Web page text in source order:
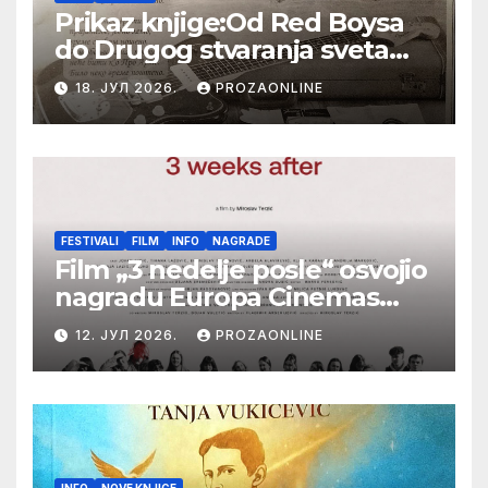
Prikaz knjige:Od Red Boysa
do Drugog stvaranja sveta
(bilo neko vreme pošteno)
(autor- Zlatomira Sremca,
Botoš 2022. godine,
samizdat)
18. ЈУЛ 2026. PROZAONLINE
FESTIVALI FILM INFO NAGRADE
Film „3 nedelje posle“ osvojio
nagradu Europa Cinemas
Label na Filmskom festivalu
u Karlovim Varima
12. ЈУЛ 2026. PROZAONLINE